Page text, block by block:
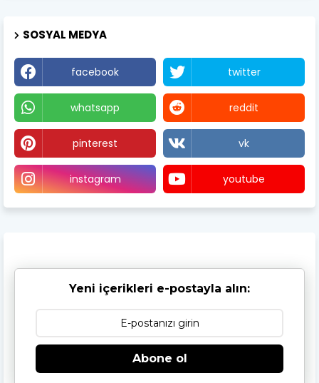
SOSYAL MEDYA
facebook twitter
whatsapp reddit
pinterest vk
instagram youtube
Yeni içerikleri e-postayla alın:
Abone ol